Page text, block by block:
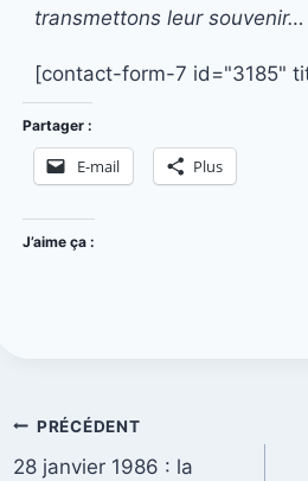
transmettons leur souvenir…
[contact-form-7 id="3185"
Partager :
E-mail Plus
J’aime ça :
PRÉCÉDENT
28 janvier 1986 : la